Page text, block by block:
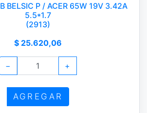
BELSIC P / ACER 65W 19V 3.42A
5.5*1.7
(2913)
$ 25.620,06
− +
AGREGAR